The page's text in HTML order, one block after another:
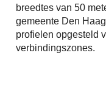
breedtes van 50
gemeente Den
profielen opgesteld
verbindingszones.